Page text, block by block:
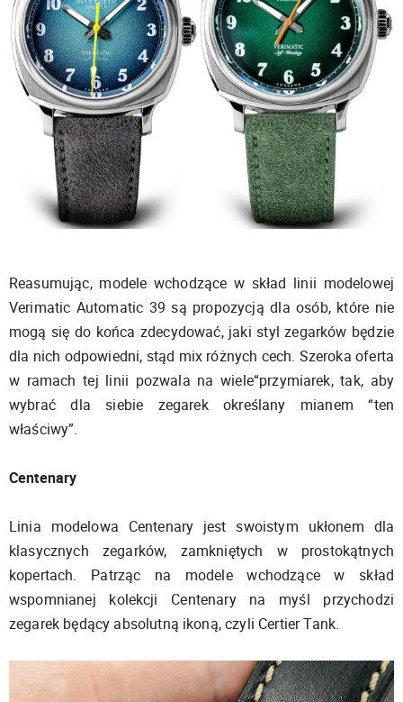
Reasumując, modele wchodzące w skład linii modelowej
Verimatic Automatic 39 są propozycją dla osób, które nie
mogą się do końca zdecydować, jaki styl zegarków będzie
dla nich odpowiedni, stąd mix różnych cech. Szeroka oferta
w ramach tej linii pozwala na wiele“przymiarek, tak, aby
wybrać dla siebie zegarek określany mianem “ten
właściwy”.
Centenary
Linia modelowa Centenary jest swoistym ukłonem dla
klasycznych zegarków, zamkniętych w prostokątnych
kopertach. Patrząc na modele wchodzące w skład
wspomnianej kolekcji Centenary na myśl przychodzi
zegarek będący absolutną ikoną, czyli Certier Tank.